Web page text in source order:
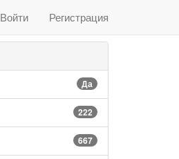
Войти Регистрация
Да
222
667